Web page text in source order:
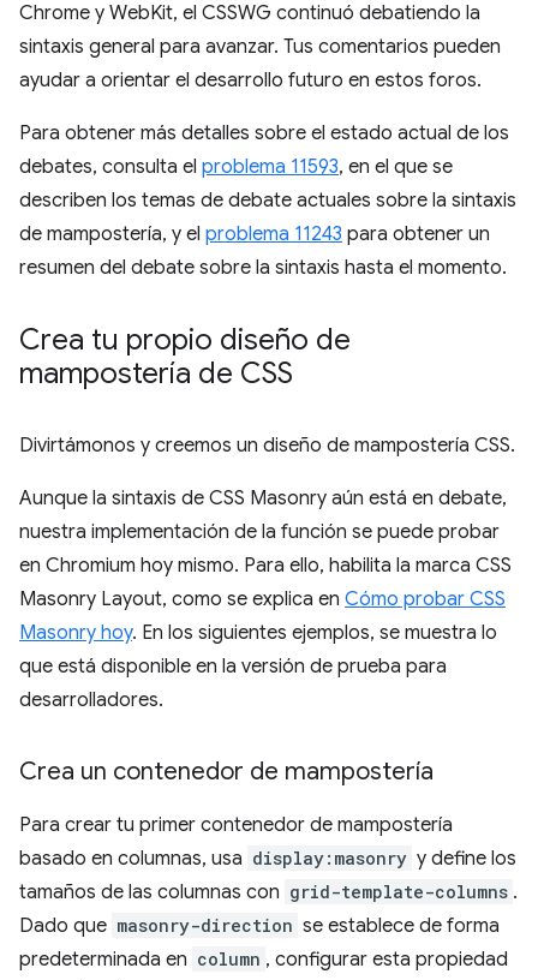
Chrome y WebKit, el CSSWG continuó debatiendo la
sintaxis general para avanzar. Tus comentarios pueden
ayudar a orientar el desarrollo futuro en estos foros.
Para obtener más detalles sobre el estado actual de los
debates, consulta el problema 11593, en el que se
describen los temas de debate actuales sobre la sintaxis
de mampostería, y el problema 11243 para obtener un
resumen del debate sobre la sintaxis hasta el momento.
Crea tu propio diseño de
mampostería de CSS
Divirtámonos y creemos un diseño de mampostería CSS.
Aunque la sintaxis de CSS Masonry aún está en debate,
nuestra implementación de la función se puede probar
en Chromium hoy mismo. Para ello, habilita la marca CSS
Masonry Layout, como se explica en Cómo probar CSS
Masonry hoy. En los siguientes ejemplos, se muestra lo
que está disponible en la versión de prueba para
desarrolladores.
Crea un contenedor de mampostería
Para crear tu primer contenedor de mampostería
basado en columnas, usa display:masonry y define los
tamaños de las columnas con grid-template-columns .
Dado que masonry-direction se establece de forma
predeterminada en column , configurar esta propiedad